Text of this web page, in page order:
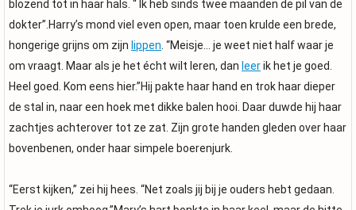
blozend tot in haar hals. “ Ik heb sinds twee maanden de pil van de
dokter”.Harry’s mond viel even open, maar toen krulde een brede,
hongerige grijns om zijn lippen . “Meisje… je weet niet half waar je
om vraagt. Maar als je het écht wilt leren, dan leerik het je goed.
Heel goed. Kom eens hier.”Hij pakte haar hand en trok haar dieper
de stal in, naar een hoek met dikke balen hooi. Daar duwde hij haar
zachtjes achterover tot ze zat. Zijn grote handen gleden over haar
bovenbenen, onder haar simpele boerenjurk.
“Eerst kijken,” zei hij hees. “Net zoals jij bij je ouders hebt gedaan.